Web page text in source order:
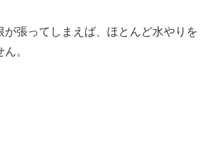
が張ってしまえば、ほとんど水やりを
。